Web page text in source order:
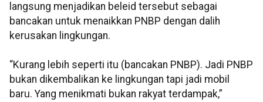
langsung menjadikan beleid tersebut sebagai
bancakan untuk menaikkan PNBP dengan dalih
kerusakan lingkungan.
“Kurang lebih seperti itu (bancakan PNBP). Jadi PNBP
bukan dikembalikan ke lingkungan tapi jadi mobil
baru. Yang menikmati bukan rakyat terdampak,”